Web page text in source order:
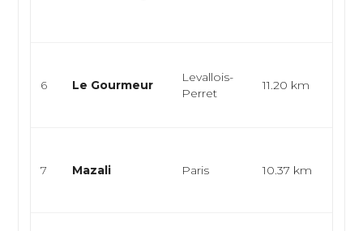
6 Le Gourmeur
Levallois-
Perret
11.20 km
7 Mazali Paris 10.37 km